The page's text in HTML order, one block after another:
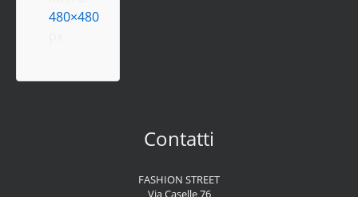
480×480
Contatti
FASHION STREET
Via Caselle 76